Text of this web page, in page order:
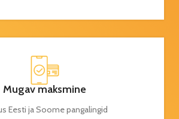
Mugav maksmine
Eesti ja Soome pangalingid